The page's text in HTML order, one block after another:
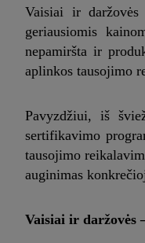
Vaisiai ir
geriausiomis
nepamiršta ir
aplinkos tausojimo
Pavyzdžiui, iš
sertifikavimo
tausojimo
auginimas
Vaisiai ir daržovės